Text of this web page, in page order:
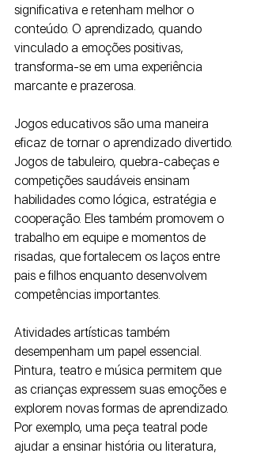
significativa e retenham melhor o
conteúdo. O aprendizado, quando
vinculado a emoções positivas,
transforma-se em uma experiência
marcante e prazerosa.
Jogos educativos são uma maneira
eficaz de tornar o aprendizado divertido.
Jogos de tabuleiro, quebra-cabeças e
competições saudáveis ensinam
habilidades como lógica, estratégia e
cooperação. Eles também promovem o
trabalho em equipe e momentos de
risadas, que fortalecem os laços entre
pais e filhos enquanto desenvolvem
competências importantes.
Atividades artísticas também
desempenham um papel essencial.
Pintura, teatro e música permitem que
as crianças expressem suas emoções e
explorem novas formas de aprendizado.
Por exemplo, uma peça teatral pode
ajudar a ensinar história ou literatura,